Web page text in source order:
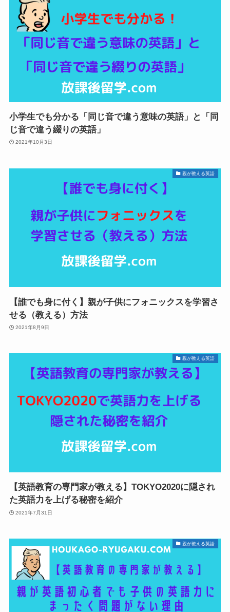
小学生でも分かる「同じ音で違う意味の英語」と「同
じ音で違う綴りの英語」
2021年10月3日
親が教える英語
【誰でも身に付く】親が子供にフォニックスを学習さ
せる（教える）方法
2021年8月9日
親が教える英語
【英語教育の専門家が教える】TOKYO2020に隠され
た英語力を上げる秘密を紹介
2021年7月31日
親が教える英語